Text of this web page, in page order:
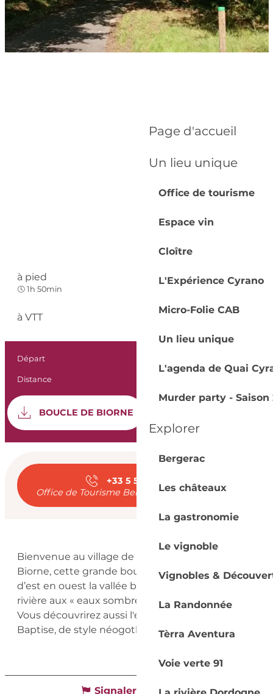
Page d'accueil
Un lieu unique
Office de tourisme
Espace vin
Cloître
L'Expérience Cyrano
Micro-Folie CAB
Un lieu unique
L'agenda de Quai
Murder party - Saison
Explorer
Bergerac
Les châteaux
La gastronomie
Le vignoble
Vignobles &
La Randonnée
Tèrra Aventura
Voie verte 91
à pied
1h 50min Très facile
à VTT
Informations
Départ
Distance
Documentation
BOUCLE DE BIORNE
Ouverture et
+33 5 53 57 03
Office de Tourisme Bergerac - Sud Dordogne
Description
Bienvenue au village de Lunas, sur la boucle de
Biorne, cette grande boucle de 5,6 km parcourt
d’est en ouest la vallée boisée de l’Ironzeau, la
rivière aux « eaux sombres » longue de 6.5km.
Vous découvrirez aussi l'église Saint-Jean-
Baptise, de style néogothique.
Signaler une erreur